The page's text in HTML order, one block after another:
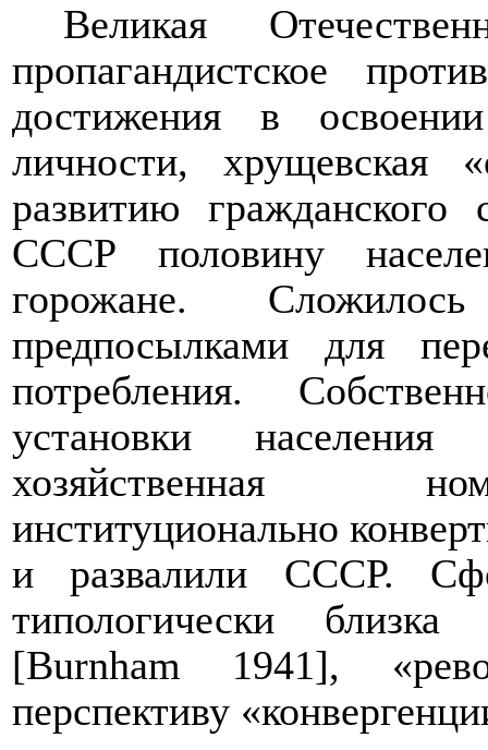
Великая
пропагандистское
достижения в
личности, хрущевская
развитию гражданского
СССР половину
горожане.
предпосылками для
потребления.
установки
хозяйственная
институционально
и развалили СССР.
типологически
[Burnham 1941],
перспективу